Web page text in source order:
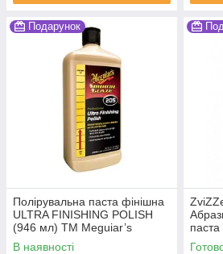
Подарунок
Полірувальна паста фінішна
ULTRA FINISHING POLISH
(946 мл) ТМ Meguiar’s
В наявності
паста